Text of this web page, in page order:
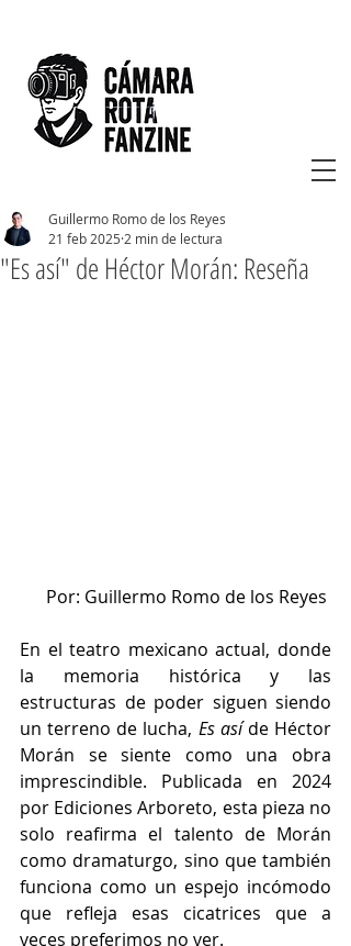
"Es así" de Héctor Morán: Reseña
Guillermo Romo de los Reyes
21 feb 2025 2 min de lectura
Por: Guillermo Romo de los Reyes
En el teatro mexicano actual, donde
la memoria histórica y las
estructuras de poder siguen siendo
un terreno de lucha, Es así de Héctor
Morán se siente como una obra
imprescindible. Publicada en 2024
por Ediciones Arboreto, esta pieza no
solo reafirma el talento de Morán
como dramaturgo, sino que también
funciona como un espejo incómodo
que refleja esas cicatrices que a
veces preferimos no ver.